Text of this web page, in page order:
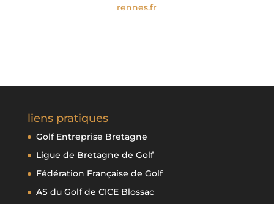
rennes.fr
liens pratiques
Golf Entreprise Bretagne
Ligue de Bretagne de Golf
Fédération Française de Golf
AS du Golf de CICE Blossac